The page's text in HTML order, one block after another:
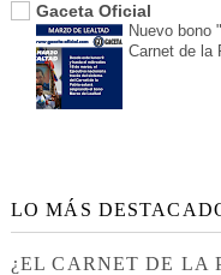
Gaceta Oficial
Nuevo bono
Carnet de la
LO MÁS
¿EL CARNET DE LA